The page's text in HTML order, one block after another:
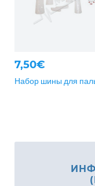
7,50€
Набор шины для